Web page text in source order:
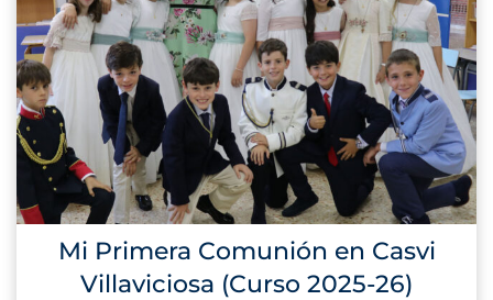
Mi Primera Comunión en Casvi
Villaviciosa (Curso 2025-26)